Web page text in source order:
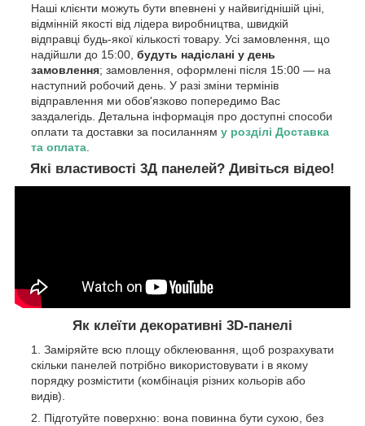
Наші клієнти можуть бути впевнені у найвигіднішій ціні,
відмінній якості від лідера виробництва, швидкій
відправці будь-якої кількості товару. Усі замовлення, що
надійшли до 15:00, будуть надіслані у день
замовлення; замовлення, оформлені після 15:00 — на
наступний робочий день. У разі зміни термінів
відправлення ми обов'язково попередимо Вас
заздалегідь. Детальна інформація про доступні способи
оплати та доставки за посиланням у розділі Доставка
та оплата
Які властивості 3Д панелей? Дивіться відео!
Як клеїти декоративні 3D-панелі
Заміряйте всю площу обклеювання, щоб розрахувати
скільки панелей потрібно використовувати і в якому
порядку розмістити (комбінація різних кольорів або
видів).
Підготуйте поверхню: вона повинна бути сухою, без